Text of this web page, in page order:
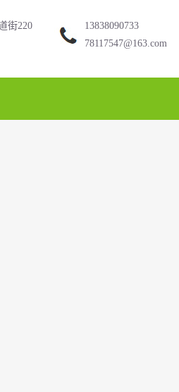
街220
13838090733
78117547@163.com